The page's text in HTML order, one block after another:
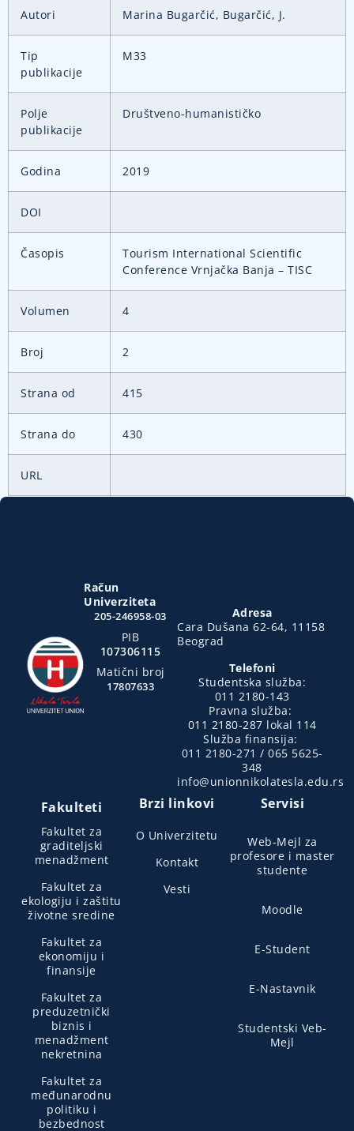
Autori Marina Bugarčić, Bugarčić, J.
Tip
publikacije
M33
Polje
publikacije
Društveno-humanističko
Godina 2019
DOI
Časopis
Tourism International Scientific
Conference Vrnjačka Banja – TISC
Volumen 4
Broj 2
Strana od 415
Strana do 430
URL
Račun
Univerziteta
205-246958-03
PIB
107306115
Matični broj
17807633
Adresa
Cara Dušana 62-64, 11158
Beograd
Telefoni
Studentska služba:
011 2180-143
Pravna služba:
011 2180-287 lokal 114
Služba finansija:
011 2180-271 / 065 5625-
348
info@unionnikolatesla.edu.rs
Fakulteti
Fakultet za
graditeljski
menadžment
Fakultet za
ekologiju i zaštitu
životne sredine
Fakultet za
ekonomiju i
finansije
Fakultet za
preduzetnički
biznis i
menadžment
nekretnina
Fakultet za
međunarodnu
politiku i
bezbednost
Brzi linkovi
O Univerzitetu
Kontakt
Vesti
Servisi
Web-Mejl za
profesore i master
studente
Moodle
E-Student
E-Nastavnik
Studentski Veb-
Mejl